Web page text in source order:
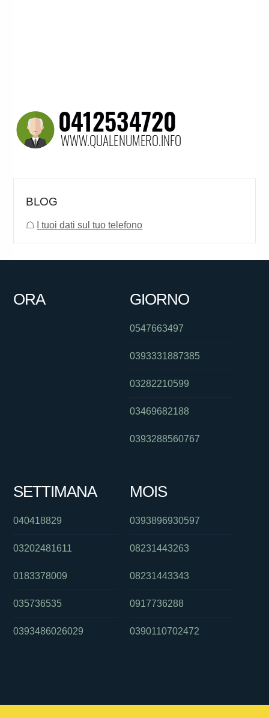
BLOG
☖ I tuoi dati sul tuo telefono
ORA GIORNO
0547663497
0393331887385
03282210599
03469682188
0393288560767
SETTIMANA
040418829
03202481611
0183378009
035736535
0393486026029
MOIS
0393896930597
08231443263
08231443343
0917736288
0390110702472